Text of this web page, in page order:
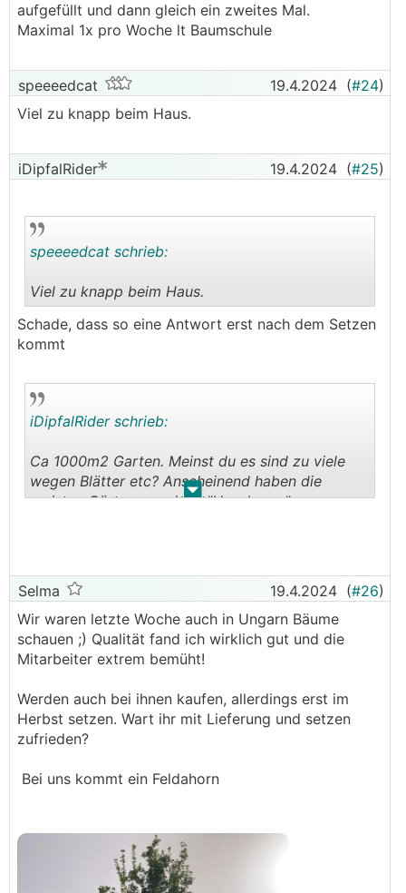
aufgefüllt und dann gleich ein zweites Mal.
Maximal 1x pro Woche lt Baumschule
speeeedcat 19.4.2024 (#24)
Viel zu knapp beim Haus.
iDipfalRider 19.4.2024 (#25)
..
speeeedcat schrieb:
Viel zu knapp beim Haus.
Schade, dass so eine Antwort erst nach dem Setzen
kommt
. .
iDipfalRider schrieb:
Ca 1000m2 Garten. Meinst du es sind zu viele
wegen Blätter etc? Anscheinend haben die
meisten Gärten nur einen "Hausbaum".
Bei der Terasse kommen 3x Spitzahorn hin für
Schatten mit ca 4m zur Hausmauer Abstand, 5m
zueinander. Diese werden vermutlich wegen der
PV oben gröber gekappt werden müssen. (Alle
10 Jahre?!)
Selma 19.4.2024 (#26)
Wir waren letzte Woche auch in Ungarn Bäume
schauen ;) Qualität fand ich wirklich gut und die
Mitarbeiter extrem bemüht!
Werden auch bei ihnen kaufen, allerdings erst im
Herbst setzen. Wart ihr mit Lieferung und setzen
zufrieden?
Bei uns kommt ein Feldahorn